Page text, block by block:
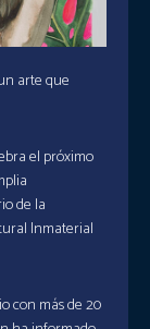
arte que
el próximo
de la
Inmaterial
con más de 20